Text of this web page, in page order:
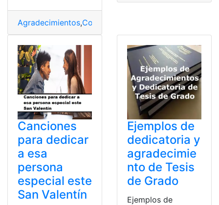
Agradecimientos,Consultas
Canciones
para dedicar
a esa
persona
especial este
San Valentín
Ejemplos de
dedicatoria y
agradecimie
nto de Tesis
de Grado
Ejemplos de